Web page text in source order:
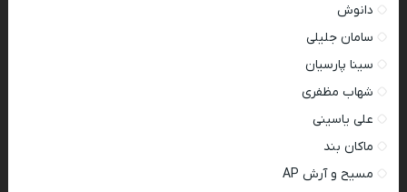
دانوش
سامان جلیلی
سینا پارسیان
شهاب مظفری
علی یاسینی
ماکان بند
مسیح و آرش AP